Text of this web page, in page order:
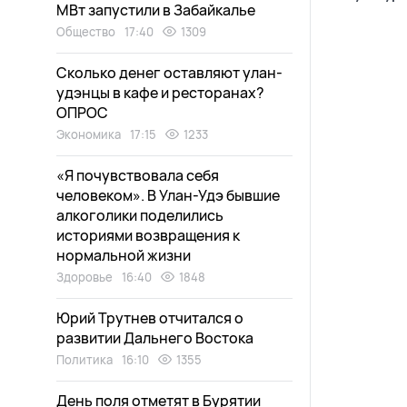
МВт запустили в Забайкалье
Общество 17:40 1309
Сколько денег оставляют улан-
удэнцы в кафе и ресторанах?
ОПРОС
Экономика 17:15 1233
«Я почувствовала себя
человеком». В Улан-Удэ бывшие
алкоголики поделились
историями возвращения к
нормальной жизни
Здоровье 16:40 1848
Юрий Трутнев отчитался о
развитии Дальнего Востока
Политика 16:10 1355
День поля отметят в Бурятии